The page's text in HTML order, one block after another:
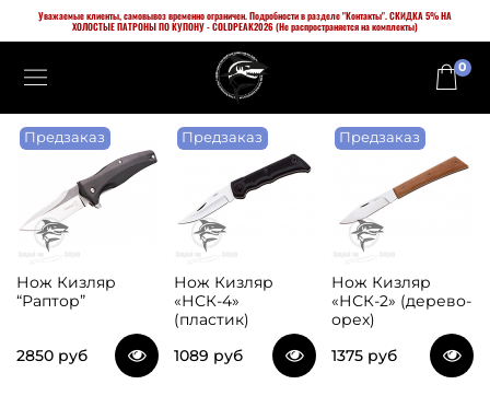
Уважаемые клиенты, самовывоз временно ограничен. Подробности в разделе "Контакты". СКИДКА 5% НА
ХОЛОСТЫЕ ПАТРОНЫ ПО КУПОНУ - COLDPEAK2026 (Не распространяется на комплекты)
0
Предзаказ
Нож Кизляр
“Раптор”
2850 руб
Предзаказ
Нож Кизляр
«НСК-4»
(пластик)
1089 руб
Предзаказ
Нож Кизляр
«НСК-2» (дерево-
орех)
1375 руб